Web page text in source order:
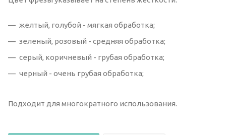
желтый, голубой - мягкая обработка;
зеленый, розовый - средняя обработка;
серый, коричневый - грубая обработка;
черный - очень грубая обработка;
Подходит для многократного использования.